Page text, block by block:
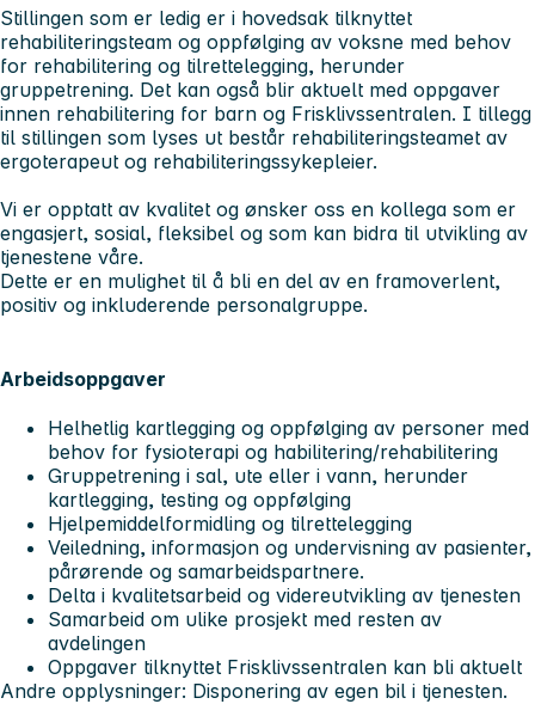
Stillingen som er ledig er i hovedsak tilknyttet
rehabiliteringsteam og oppfølging av voksne med behov
for rehabilitering og tilrettelegging, herunder
gruppetrening. Det kan også blir aktuelt med oppgaver
innen rehabilitering for barn og Frisklivssentralen. I tillegg
til stillingen som lyses ut består rehabiliteringsteamet av
ergoterapeut og rehabiliteringssykepleier.
Vi er opptatt av kvalitet og ønsker oss en kollega som er
engasjert, sosial, fleksibel og som kan bidra til utvikling av
tjenestene våre.
Dette er en mulighet til å bli en del av en framoverlent,
positiv og inkluderende personalgruppe.
Arbeidsoppgaver
Helhetlig kartlegging og oppfølging av personer med
behov for fysioterapi og habilitering/rehabilitering
Gruppetrening i sal, ute eller i vann, herunder
kartlegging, testing og oppfølging
Hjelpemiddelformidling og tilrettelegging
Veiledning, informasjon og undervisning av pasienter,
pårørende og samarbeidspartnere.
Delta i kvalitetsarbeid og videreutvikling av tjenesten
Samarbeid om ulike prosjekt med resten av
avdelingen
Oppgaver tilknyttet Frisklivssentralen kan bli aktuelt
Andre opplysninger: Disponering av egen bil i tjenesten.